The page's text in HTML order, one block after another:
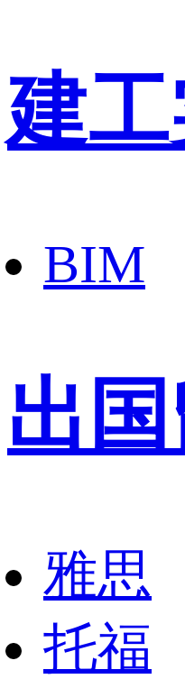
建工
BIM
出
雅思
托福